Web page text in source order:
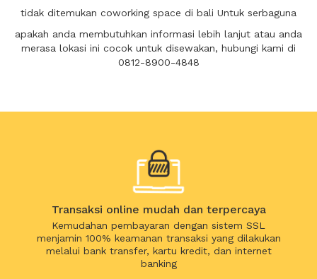
tidak ditemukan coworking space di bali Untuk serbaguna
apakah anda membutuhkan informasi lebih lanjut atau anda
merasa lokasi ini cocok untuk disewakan, hubungi kami di
0812-8900-4848
Transaksi online mudah dan terpercaya
Kemudahan pembayaran dengan sistem SSL
menjamin 100% keamanan transaksi yang dilakukan
melalui bank transfer, kartu kredit, dan internet
banking